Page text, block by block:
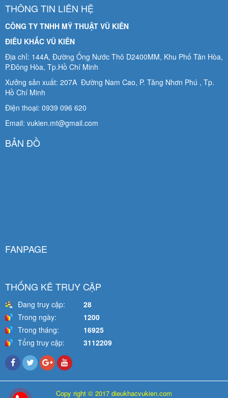
THÔNG TIN LIÊN HỆ
CÔNG TY TNHH MỸ THUẬT VŨ KIÊN
ĐIÊU KHẮC VŨ KIÊN
Địa chỉ: 144A, Đường Ống Nước Thô D2400MM, Khu Phố Tân Hòa,
P.Đông Hòa, Tp.Hồ Chí Minh
Xưởng sản xuất: 207A Đường Nam Cao, P. Tăng Nhơn Phú , Tp.
Hồ Chí Minh
Điện thoại: 0939 096 620
Email: vukien.mt@gmail.com
BẢN ĐỒ
FANPAGE
THỐNG KÊ TRUY CẬP
Đang truy cập:
28
Trong ngày:
1200
Trong tháng:
16925
Tổng truy cập:
3112209
Copy right © 2017 dieukhacvukien.com